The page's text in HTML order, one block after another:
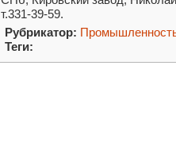
т.331-39-59.
Рубрикатор:
Теги: